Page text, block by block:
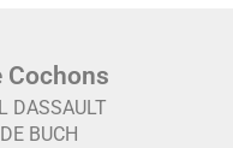
Cochons
DASSAULT
BUCH